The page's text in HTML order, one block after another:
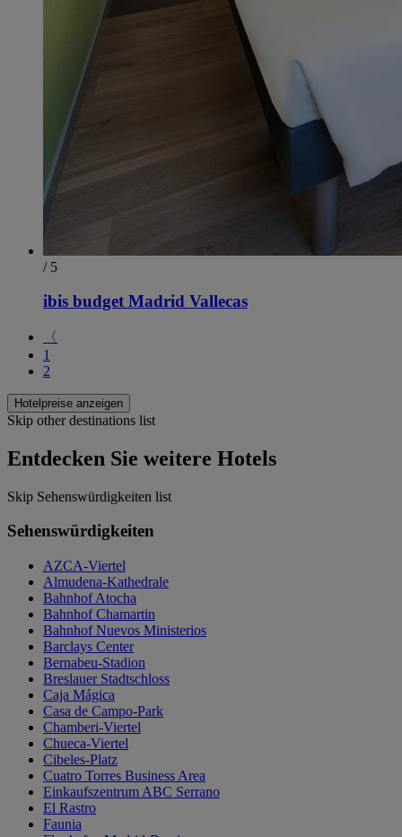
/ 5
ibis budget Madrid Vallecas
〈
1
2
Hotelpreise anzeigen
Skip other destinations list
Entdecken Sie weitere Hotels
Skip Sehenswürdigkeiten list
Sehenswürdigkeiten
AZCA-Viertel
Almudena-Kathedrale
Bahnhof Atocha
Bahnhof Chamartin
Bahnhof Nuevos Ministerios
Barclays Center
Bernabeu-Stadion
Breslauer Stadtschloss
Caja Mágica
Casa de Campo-Park
Chamberi-Viertel
Chueca-Viertel
Cibeles-Platz
Cuatro Torres Business Area
Einkaufszentrum ABC Serrano
El Rastro
Faunia